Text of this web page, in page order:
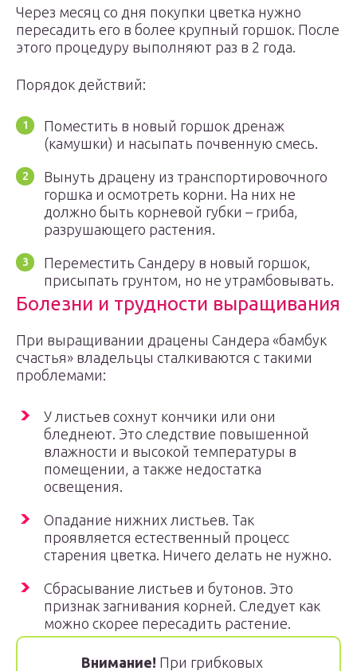
Через месяц со дня покупки цветка нужно
пересадить его в более крупный горшок. После
этого процедуру выполняют раз в 2 года.
Порядок действий:
Поместить в новый горшок дренаж
(камушки) и насыпать почвенную смесь.
Вынуть драцену из транспортировочного
горшка и осмотреть корни. На них не
должно быть корневой губки – гриба,
разрушающего растения.
Переместить Сандеру в новый горшок,
присыпать грунтом, но не утрамбовывать.
Болезни и трудности выращивания
При выращивании драцены Сандера «бамбук
счастья» владельцы сталкиваются с такими
проблемами:
У листьев сохнут кончики или они
бледнеют. Это следствие повышенной
влажности и высокой температуры в
помещении, а также недостатка
освещения.
Опадание нижних листьев. Так
проявляется естественный процесс
старения цветка. Ничего делать не нужно.
Сбрасывание листьев и бутонов. Это
признак загнивания корней. Следует как
можно скорее пересадить растение.
Внимание! При грибковых